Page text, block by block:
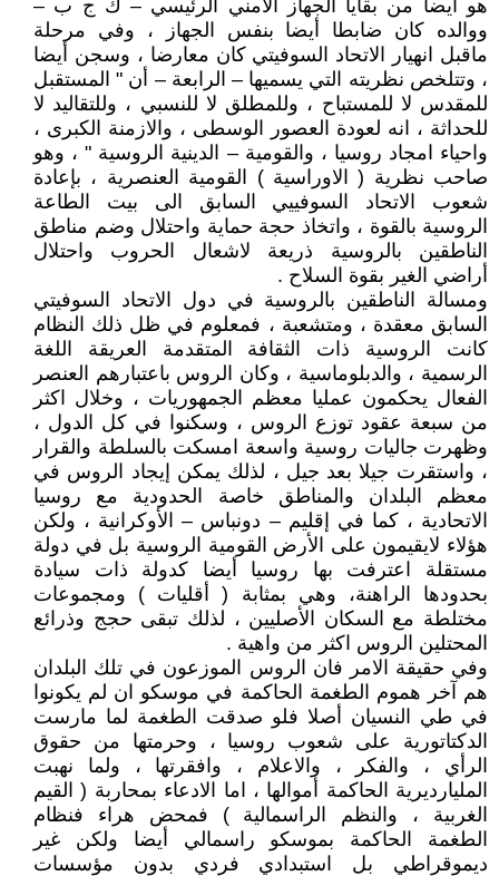
هو أيضا من بقايا الجهاز الأمني الرئيسي – ك ج ب –
ووالده كان ضابطا أيضا بنفس الجهاز ، وفي مرحلة
ماقبل انهيار الاتحاد السوفيتي كان معارضا ، وسجن أيضا
، وتتلخص نظريته التي يسميها – الرابعة – أن " المستقبل
للمقدس لا للمستباح ، وللمطلق لا للنسبي ، وللتقاليد لا
للحداثة ، انه لعودة العصور الوسطى ، والازمنة الكبرى ،
واحياء امجاد روسيا ، والقومية – الدينية الروسية " ، وهو
صاحب نظرية ( الاوراسية ) القومية العنصرية ، بإعادة
شعوب الاتحاد السوفييي السابق الى بيت الطاعة
الروسية بالقوة ، واتخاذ حجة حماية واحتلال وضم مناطق
الناطقين بالروسية ذريعة لاشعال الحروب واحتلال
أراضي الغير بقوة السلاح .
ومسالة الناطقين بالروسية في دول الاتحاد السوفيتي
السابق معقدة ، ومتشعبة ، فمعلوم في ظل ذلك النظام
كانت الروسية ذات الثقافة المتقدمة العريقة اللغة
الرسمية ، والدبلوماسية ، وكان الروس باعتبارهم العنصر
الفعال يحكمون عمليا معظم الجمهوريات ، وخلال اكثر
من سبعة عقود توزع الروس ، وسكنوا في كل الدول ،
وظهرت جاليات روسية واسعة امسكت بالسلطة والقرار
، واستقرت جيلا بعد جيل ، لذلك يمكن إيجاد الروس في
معظم البلدان والمناطق خاصة الحدودية مع روسيا
الاتحادية ، كما في إقليم – دونباس – الأوكرانية ، ولكن
هؤلاء لايقيمون على الأرض القومية الروسية بل في دولة
مستقلة اعترفت بها روسيا أيضا كدولة ذات سيادة
بحدودها الراهنة، وهي بمثابة ( أقليات ) ومجموعات
مختلطة مع السكان الأصليين ، لذلك تبقى حجج وذرائع
المحتلين الروس اكثر من واهية .
وفي حقيقة الامر فان الروس الموزعون في تلك البلدان
هم آخر هموم الطغمة الحاكمة في موسكو ان لم يكونوا
في طي النسيان أصلا فلو صدقت الطغمة لما مارست
الدكتاتورية على شعوب روسيا ، وحرمتها من حقوق
الرأي ، والفكر ، والاعلام ، وافقرتها ، ولما نهبت
المليارديرية الحاكمة أموالها ، اما الادعاء بمحاربة ( القيم
الغربية ، والنظم الراسمالية ) فمحض هراء فنظام
الطغمة الحاكمة بموسكو راسمالي أيضا ولكن غير
ديموقراطي بل استبدادي فردي بدون مؤسسات